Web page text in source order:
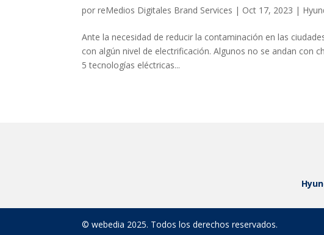
porreMedios Digitales Brand Services | Oct 17, 2023 |
Ante la necesidad de reducir la contaminación en las
con algún nivel de electrificación. Algunos no se andan con
5 tecnologías eléctricas...
© webedia 2025. Todos los derechos reservados.